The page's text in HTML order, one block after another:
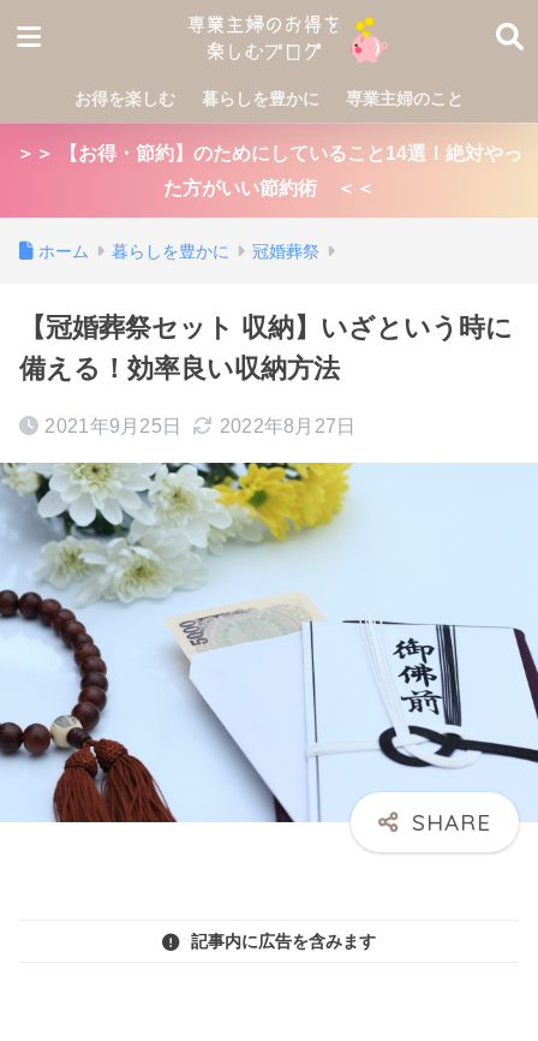
お得を楽しむ 暮らしを豊かに 専業主婦のこと
＞＞ 【お得・節約】のためにしていること14選！絶対やっ
た方がいい節約術 ＜＜
ホーム 暮らしを豊かに 冠婚葬祭
【冠婚葬祭セット 収納】いざという時に
備える！効率良い収納方法
2021年9月25日 2022年8月27日
記事内に広告を含みます